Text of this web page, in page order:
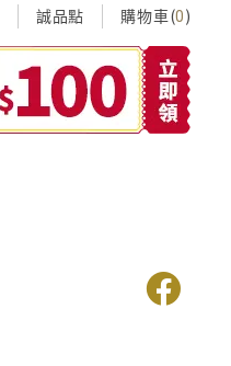
誠品點 購物車(0)